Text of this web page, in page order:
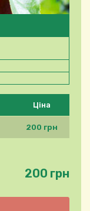
Ціна
200 грн
200 грн